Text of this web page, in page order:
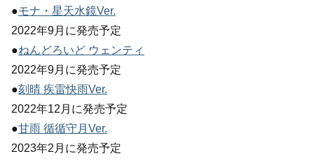
●モナ・星天水鏡Ver.
2022年9月に発売予定
●ねんどろいど ウェンティ
2022年9月に発売予定
●刻晴 疾雷快雨Ver.
2022年12月に発売予定
●甘雨 循循守月Ver.
2023年2月に発売予定